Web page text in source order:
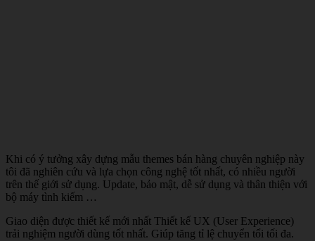
Khi có ý tưởng xây dựng mẫu themes bán hàng chuyên nghiệp này
tôi đã nghiên cứu và lựa chọn công nghệ tốt nhất, có nhiều người
trên thế giới sử dụng. Update, bảo mật, dễ sử dụng và thân thiện với
bộ máy tình kiếm …
Giao diện được thiết kế mới nhất Thiết kế UX (User Experience)
trải nghiệm người dùng tốt nhất. Giúp tăng tỉ lệ chuyển tổi tối đa.